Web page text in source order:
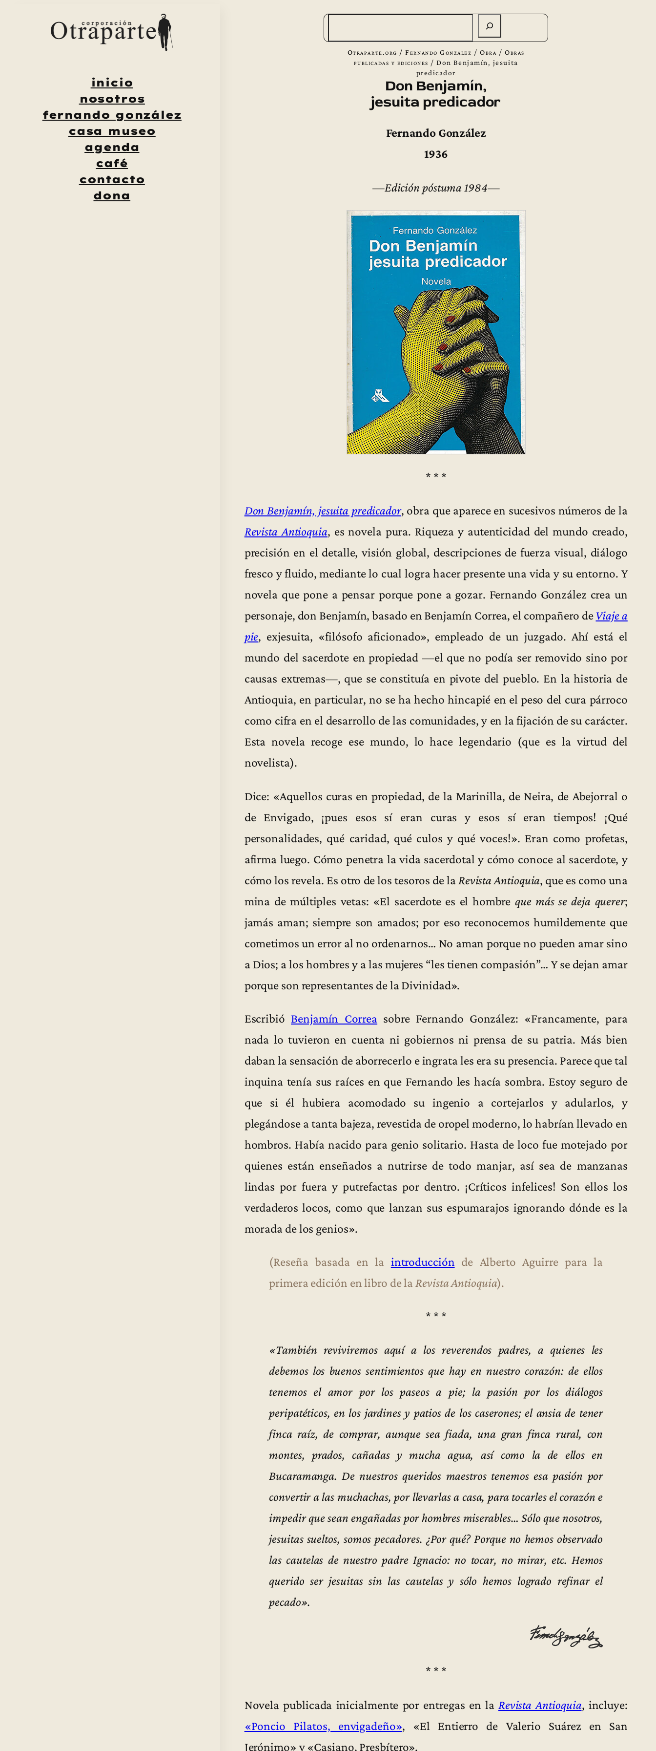
inicio
nosotros
fernando gonzález
casa museo
agenda
café
contacto
dona
Otraparte.org /Fernando González /Obra / Obras
publicadas y ediciones /Don Benjamín, jesuita
predicador
Don Benjamín,
jesuita predicador
Fernando González
1936
—Edición póstuma 1984—
* * *
Don Benjamín, jesuita predicador, obra que aparece en sucesivos números de la
Revista Antioquia, es novela pura. Riqueza y autenticidad del mundo creado,
precisión en el detalle, visión global, descripciones de fuerza visual, diálogo
fresco y fluido, mediante lo cual logra hacer presente una vida y su entorno. Y
novela que pone a pensar porque pone a gozar. Fernando González crea un
personaje, don Benjamín, basado en Benjamín Correa, el compañero de Viaje a
pie, exjesuita, «filósofo aficionado», empleado de un juzgado. Ahí está el
mundo del sacerdote en propiedad —el que no podía ser removido sino por
causas extremas—, que se constituía en pivote del pueblo. En la historia de
Antioquia, en particular, no se ha hecho hincapié en el peso del cura párroco
como cifra en el desarrollo de las comunidades, y en la fijación de su carácter.
Esta novela recoge ese mundo, lo hace legendario (que es la virtud del
novelista).
Dice: «Aquellos curas en propiedad, de la Marinilla, de Neira, de Abejorral o
de Envigado, ¡pues esos sí eran curas y esos sí eran tiempos! ¡Qué
personalidades, qué caridad, qué culos y qué voces!». Eran como profetas,
afirma luego. Cómo penetra la vida sacerdotal y cómo conoce al sacerdote, y
cómo los revela. Es otro de los tesoros de la Revista Antioquia, que es como una
mina de múltiples vetas: «El sacerdote es el hombre que más se deja querer;
jamás aman; siempre son amados; por eso reconocemos humildemente que
cometimos un error al no ordenarnos… No aman porque no pueden amar sino
a Dios; a los hombres y a las mujeres “les tienen compasión”… Y se dejan amar
porque son representantes de la Divinidad».
Escribió Benjamín Correa sobre Fernando González: «Francamente, para
nada lo tuvieron en cuenta ni gobiernos ni prensa de su patria. Más bien
daban la sensación de aborrecerlo e ingrata les era su presencia. Parece que tal
inquina tenía sus raíces en que Fernando les hacía sombra. Estoy seguro de
que si él hubiera acomodado su ingenio a cortejarlos y adularlos, y
plegándose a tanta bajeza, revestida de oropel moderno, lo habrían llevado en
hombros. Había nacido para genio solitario. Hasta de loco fue motejado por
quienes están enseñados a nutrirse de todo manjar, así sea de manzanas
lindas por fuera y putrefactas por dentro. ¡Críticos infelices! Son ellos los
verdaderos locos, como que lanzan sus espumarajos ignorando dónde es la
morada de los genios».
(Reseña basada en la introducción de Alberto Aguirre para la
primera edición en libro de la Revista Antioquia).
* * *
«También reviviremos aquí a los reverendos padres, a quienes les
debemos los buenos sentimientos que hay en nuestro corazón: de ellos
tenemos el amor por los paseos a pie; la pasión por los diálogos
peripatéticos, en los jardines y patios de los caserones; el ansia de tener
finca raíz, de comprar, aunque sea fiada, una gran finca rural, con
montes, prados, cañadas y mucha agua, así como la de ellos en
Bucaramanga. De nuestros queridos maestros tenemos esa pasión por
convertir a las muchachas, por llevarlas a casa, para tocarles el corazón e
impedir que sean engañadas por hombres miserables… Sólo que nosotros,
jesuitas sueltos, somos pecadores. ¿Por qué? Porque no hemos observado
las cautelas de nuestro padre Ignacio: no tocar, no mirar, etc. Hemos
querido ser jesuitas sin las cautelas y sólo hemos logrado refinar el
pecado».
* * *
Novela publicada inicialmente por entregas en la Revista Antioquia, incluye:
«Poncio Pilatos, envigadeño», «El Entierro de Valerio Suárez en San
Jerónimo» y «Casiano, Presbítero».